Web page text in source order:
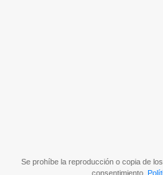
Se prohíbe la reproducción o copia de
consentimiento.